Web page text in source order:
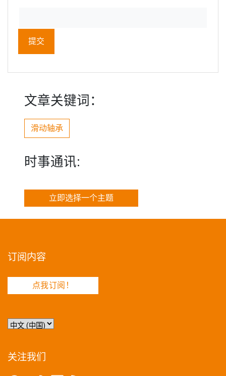
文章关键词：
滑动轴承
时事通讯:
立即选择一个主题
订阅内容
点我订阅！
选
言
关注我们